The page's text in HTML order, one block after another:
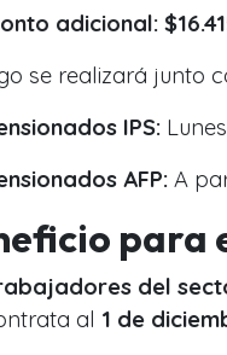
adicional:
se realizará junto
IPS: Lunes
AFP: A
para
del
al 1 de